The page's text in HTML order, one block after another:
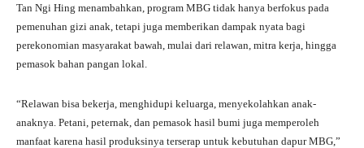
Tan Ngi Hing menambahkan, program MBG tidak hanya berfokus pada
pemenuhan gizi anak, tetapi juga memberikan dampak nyata bagi
perekonomian masyarakat bawah, mulai dari relawan, mitra kerja, hingga
pemasok bahan pangan lokal.
“Relawan bisa bekerja, menghidupi keluarga, menyekolahkan anak-
anaknya. Petani, peternak, dan pemasok hasil bumi juga memperoleh
manfaat karena hasil produksinya terserap untuk kebutuhan dapur MBG,”